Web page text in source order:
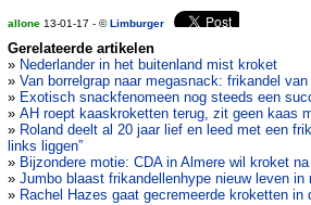
allone 13-01-17 - ©Limburger
Gerelateerde artikelen
» Nederlander in het buitenland mist kroket
» Van borrelgrap naar megasnack: frikandel
» Exotisch snackfenomeen nog steeds een
» AH roept kaaskroketten terug, zit geen kaas
» Roland deelt al 20 jaar lief en leed met een
links liggen”
» Bijzondere motie: CDA in Almere wil kroket
» Jumbo blaast frikandellenhype nieuw leven
» Rachel Hazes gaat gecremeerde kroketten